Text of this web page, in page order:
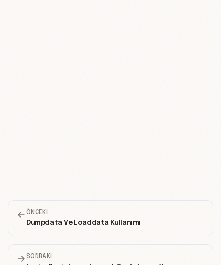
ÖNCEKI
Dumpdata Ve Loaddata Kullanımı
SONRAKI